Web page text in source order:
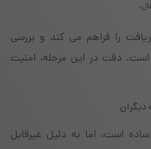
را فراهم می کند و بررسی
دقت در این مرحله، امنیت
است، اما به دلیل غیرقابل